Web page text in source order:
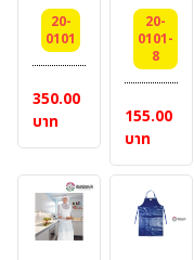
OZ
เอี๊ยม
ผ้ายีน
ส์
แบบ
ผูกคอ
ผูก
เอว
พร้อม
กระเป๋า
20-
0101
350.00
บาท
OZ
เอี๊ยม
ผ้ายีน
ส์
แบบ
ผูกคอ
ผูก
เอว
พร้อม
20-
0101-
8
155.00
บาท